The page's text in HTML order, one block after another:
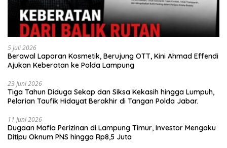
5 Juli 2026
Berawal Laporan Kosmetik, Berujung OTT, Kini Ahmad Effendi
Ajukan Keberatan ke Polda Lampung
23 Juni 2026
Tiga Tahun Diduga Sekap dan Siksa Kekasih hingga Lumpuh,
Pelarian Taufik Hidayat Berakhir di Tangan Polda Jabar.
11 Juni 2026
Dugaan Mafia Perizinan di Lampung Timur, Investor Mengaku
Ditipu Oknum PNS hingga Rp8,5 Juta